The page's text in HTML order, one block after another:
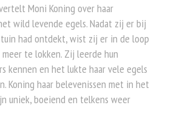
vertelt Moni Koning over haar
wild levende egels. Nadat zij er bij
had ontdekt, wist zij er in de loop
te lokken. Zij leerde hun
kennen en het lukte haar vele egels
Koning haar belevenissen met in het
uniek, boeiend en telkens weer